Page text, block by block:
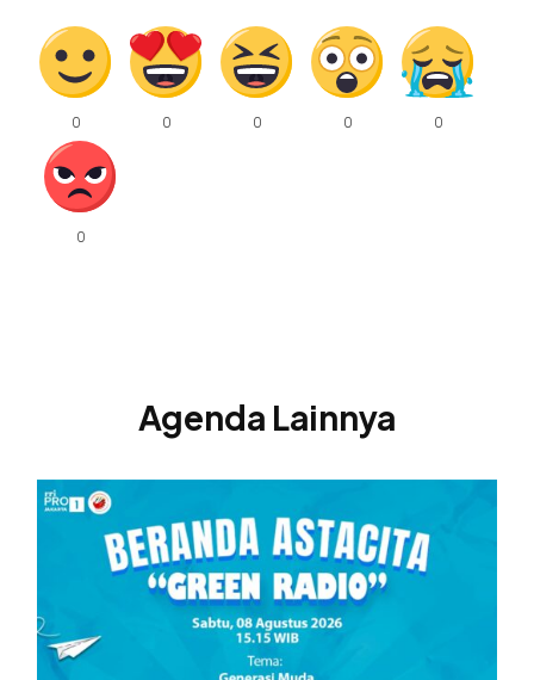
Agenda Lainnya